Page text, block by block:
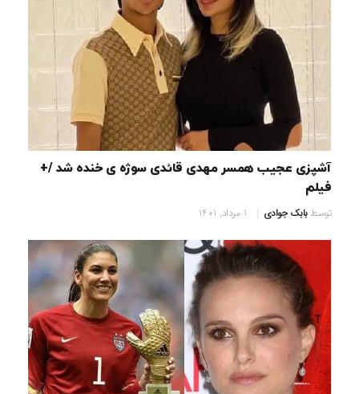
آشپزی عجیب همسر مهدی قائدی سوژه ی خنده شد /+
فیلم
توسطبابک جوادی 1 مرداد, 1401